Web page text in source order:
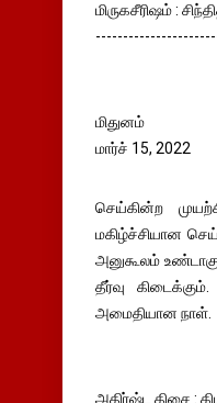
மிருகசீரிஷம் :
மிதுனம்
மார்ச் 15, 2022
செய்கின்ற
மகிழ்ச்சியான
அனுகூலம்
தீர்வு
அமைதியான நாள்.
அதிர்ஷ்ட திசை :